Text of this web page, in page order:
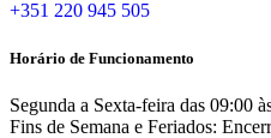
+351 220 945 505
Horário de Funcionamento
Segunda a Sexta-feira das 09:00
Fins de Semana e Feriados: